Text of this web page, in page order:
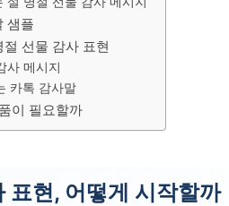
샘플
선물 감사 표현
사 메시지
카톡 감사말
이 필요할까
표현, 어떻게 시작할까